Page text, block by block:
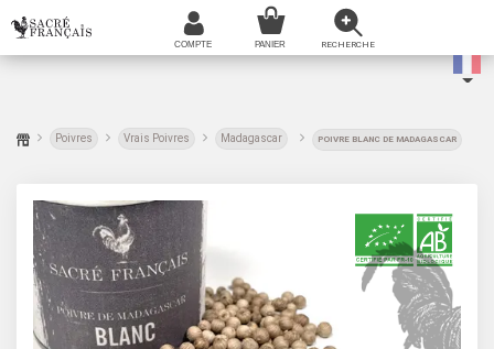
Poivres Vrais Poivres Madagascar POIVRE BLANC DE MADAGASCAR